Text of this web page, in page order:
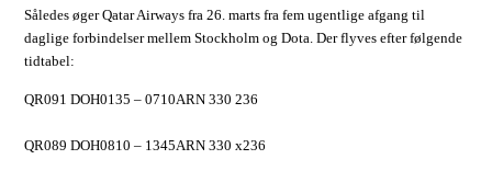
Således øger Qatar Airways fra 26. marts fra fem ugentlige afgang til
daglige forbindelser mellem Stockholm og Dota. Der flyves efter følgende
tidtabel:
QR091 DOH0135 – 0710ARN 330 236
QR089 DOH0810 – 1345ARN 330 x236